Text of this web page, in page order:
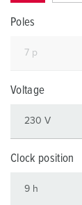
Poles
Voltage
Clock position